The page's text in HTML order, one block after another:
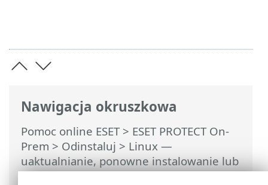
Nawigacja okruszkowa
Pomoc online ESET> ESET PROTECT On-
Prem > Odinstaluj > Linux —
uaktualnianie, ponowne instalowanie lub
odinstalowywanie składników ESET